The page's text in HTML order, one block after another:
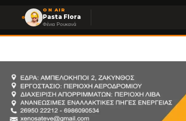
ON AIR
Pasta Flora
Φένια Ρουκανά